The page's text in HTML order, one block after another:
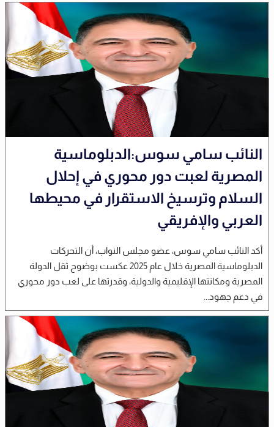
النائب سامي سوس:الدبلوماسية
المصرية لعبت دور محوري في إحلال
السلام وترسيخ الاستقرار في محيطها
العربي والإفريقي
أكد النائب سامي سوس، عضو مجلس النواب، أن التحركات
الدبلوماسية المصرية خلال عام 2025 عكست بوضوح ثقل الدولة
المصرية ومكانتها الإقليمية والدولية، وقدرتها على لعب دور محوري
في دعم جهود...